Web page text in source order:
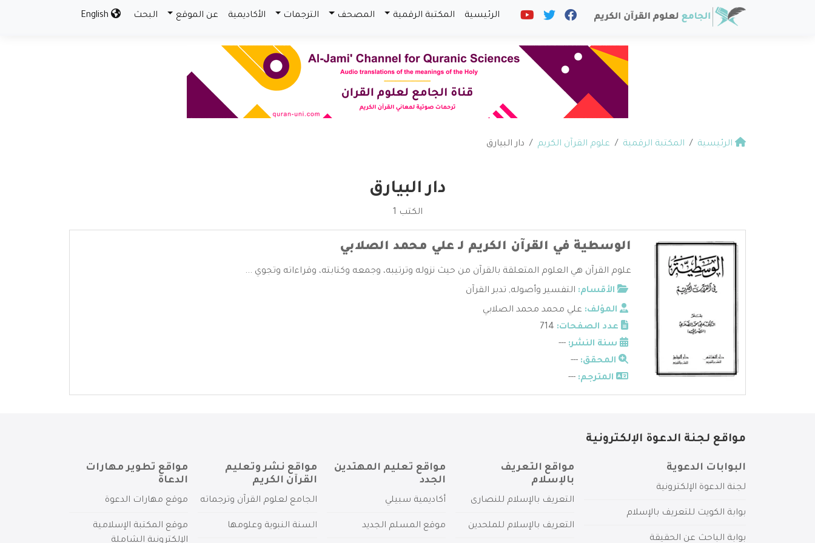
الرئيسية المكتبة الرقمية المصحف الترجمات الأكاديمية عن الموقع البحث
الرئيسية المكتبة الرقمية علوم القرآن الكريم دار البيارق
دار البيارق
الكتب 1
الوسطية في القرآن الكريم لـ علي محمد الصلابي
علوم القرآن هي العلوم المتعلقة بالقرآن من حيث نزوله وترتيبه، وجمعه وكتابته، وقراءاته وتجوي ...
الأقسام: التفسير وأصوله, تدبر القرآن
المؤلف: علي محمد محمد الصلابي
عدد الصفحات:
سنة النشر: ---
المحقق: ---
المترجم: ---
مواقع لجنة الدعوة الإلكترونية
البوابات الدعوية
لجنة الدعوة الإلكترونية
بوابة الكويت للتعريف بالإسلام
بوابة الباحث عن الحقيقة
مواقع التعريف
بالإسلام
التعريف بالإسلام للنصارى
التعريف بالإسلام للملحدين
مواقع تعليم المهتدين
الجدد
أكاديمية سبيلي
موقع المسلم الجديد
مواقع نشر وتعليم
القرآن الكريم
الجامع لعلوم القرآن وترجماته
السنة النبوية وعلومها
مواقع تطوير مهارات
الدعاة
موقع مهارات الدعوة
موقع المكتبة الإسلامية
الإلكترونية الشاملة